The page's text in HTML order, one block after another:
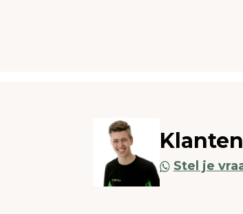
Stel je